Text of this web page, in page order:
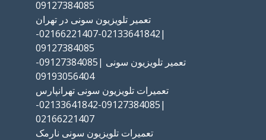
09127384085
تعمیر تلویزیون سونی در تهران
|02133641842-02166221407-
09127384085
تعمیر تلویزیون سونی |09127384085-
09193056404
تعمیرات تلویزیون سونی تهرانپارس
|09127384085-02133641842-
02166221407
تعمیرات تلویزیون سونی نارمک